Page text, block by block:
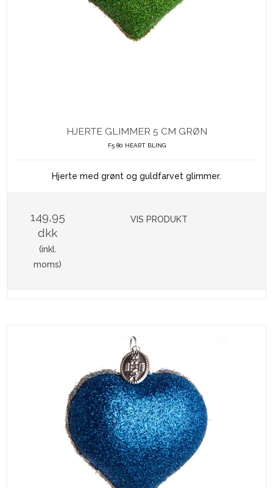
HJERTE GLIMMER 5 CM GRØN
F5 80 HEART BLING
Hjerte med grønt og guldfarvet glimmer.
149,95
dkk
(inkl.
moms)
VIS PRODUKT